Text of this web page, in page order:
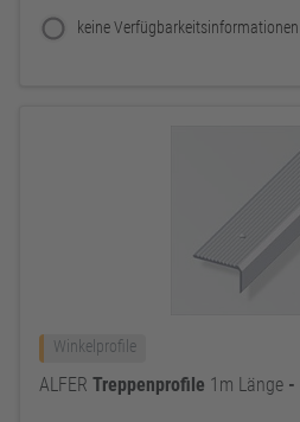
keine Verfügbarkeitsinformationen
Winkelprofile
ALFER Treppenprofile 1m Länge -